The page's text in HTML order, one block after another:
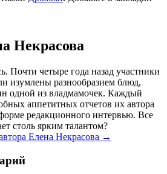
Некрасова
Почти четыре года назад участники
изумлены разнообразием блюд,
одной из владмамочек. Каждый
аппетитных отчетов их автора
редакционного интервью. Все
столь ярким талантом?
Елена Некрасова →